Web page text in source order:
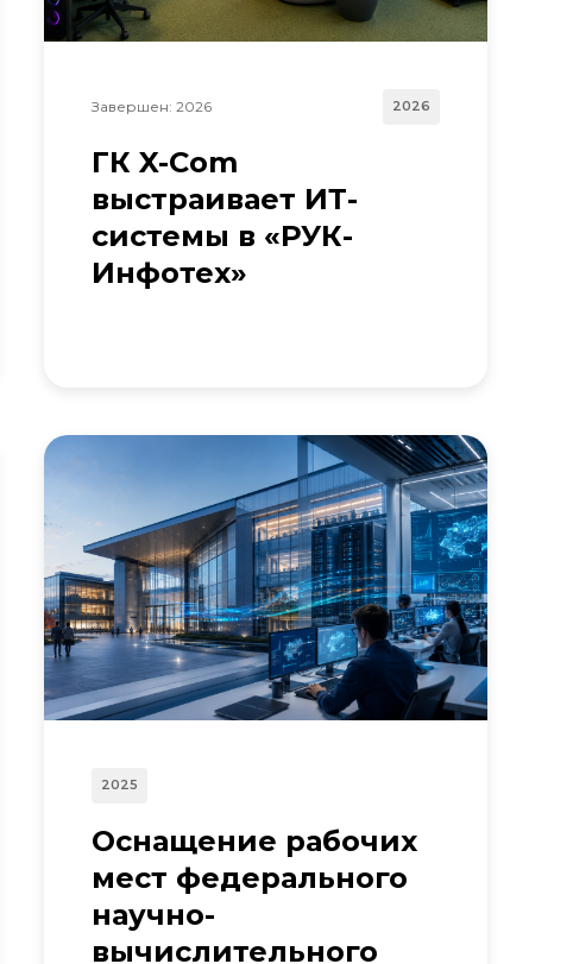
Завершен: 2026 2026
ГК X-Com
выстраивает ИТ-
системы в «РУК-
Инфотех»
2025
Оснащение рабочих
мест федерального
научно-
вычислительного